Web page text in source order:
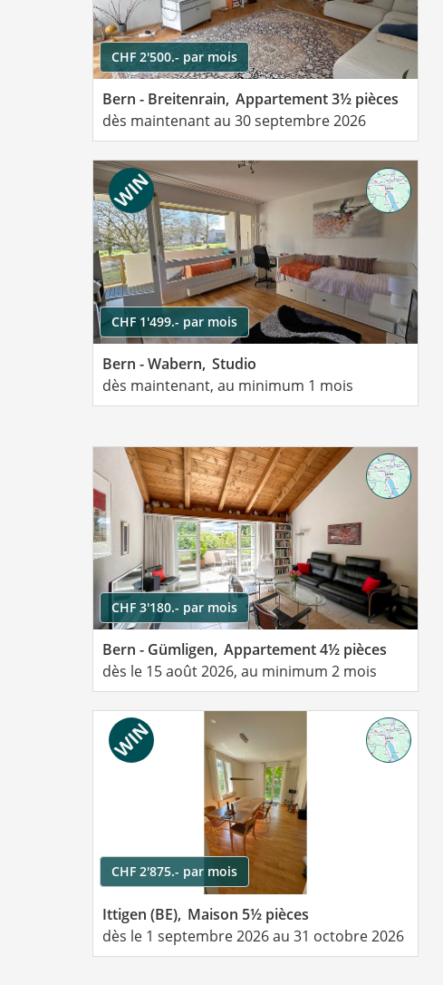
CHF 2'500.- par mois
Bern - Breitenrain, Appartement 3½ pièces
dès maintenant au 30 septembre 2026
CHF 1'499.- par mois
Bern - Wabern, Studio
dès maintenant, au minimum 1 mois
CHF 3'180.- par mois
Bern - Gümligen, Appartement 4½ pièces
dès le 15 août 2026, au minimum 2 mois
CHF 2'875.- par mois
Ittigen (BE), Maison 5½ pièces
dès le 1 septembre 2026 au 31 octobre 2026